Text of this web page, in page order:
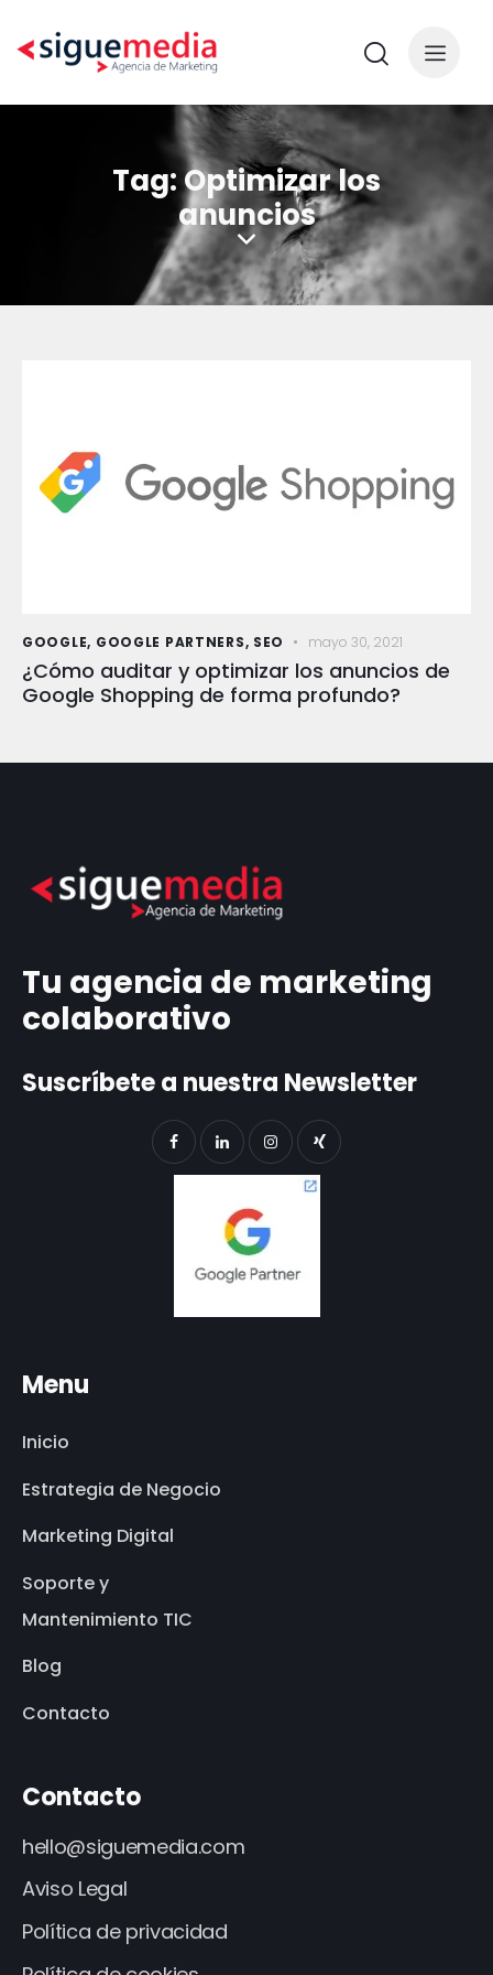
Tag: Optimizar los
anuncios
GOOGLE, GOOGLE PARTNERS, SEO mayo 30, 2021
¿Cómo auditar y optimizar los anuncios de
Google Shopping de forma profundo?
Tu agencia de marketing
colaborativo
Suscríbete a nuestra Newsletter
Menu
Inicio
Estrategia de Negocio
Marketing Digital
Soporte y
Mantenimiento TIC
Blog
Contacto
Contacto
hello@siguemedia.com
Aviso Legal
Política de privacidad